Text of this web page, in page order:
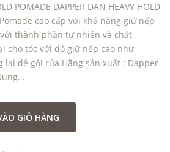
POMADE DAPPER DAN HEAVY HOLD
cao cấp với khả năng giữ nếp
thành phần tự nhiên và chất
cho tóc với dộ giữ nếp cao như
lại dễ gội rửa Hãng sản xuất : Dapper
GIỎ HÀNG